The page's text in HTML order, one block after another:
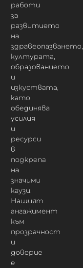
работи
за
развитието
на
здравеопазването,
културата,
образованието
и
изкуствата,
като
обединява
усилия
и
ресурси
в
подкрепа
на
значими
каузи.
Нашият
ангажимент
към
прозрачност
и
доверие
е